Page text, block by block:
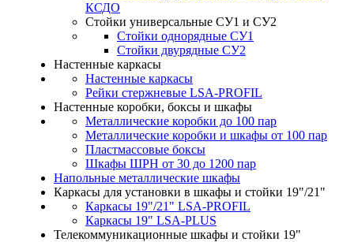
КСДО
Стойки универсальные СУ1 и СУ2
Стойки однорядные СУ1
Стойки двурядные СУ2
Настенные каркасы
Настенные каркасы
Рейки стержневые LSA-PROFIL
Настенные коробки, боксы и шкафы
Металлические коробки до 100 пар
Металлические коробки и шкафы от 100 пар
Пластмассовые боксы
Шкафы ШРН от 30 до 1200 пар
Напольные металлические шкафы
Каркасы для установки в шкафы и стойки 19"/21"
Каркасы 19"/21" LSA-PROFIL
Каркасы 19" LSA-PLUS
Телекоммуникационные шкафы и стойки 19"